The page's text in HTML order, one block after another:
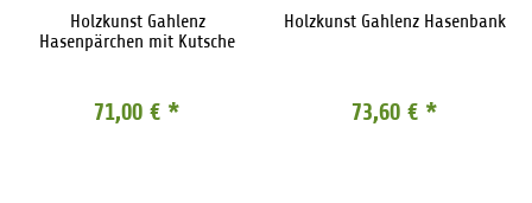
Holzkunst Gahlenz
Hasenpärchen mit Kutsche
71,00 € *
Holzkunst Gahlenz Hasenbank
73,60 € *